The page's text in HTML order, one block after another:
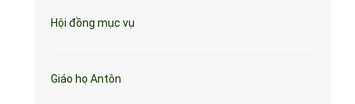
Hội đồng mục vụ
Giáo họ Antôn